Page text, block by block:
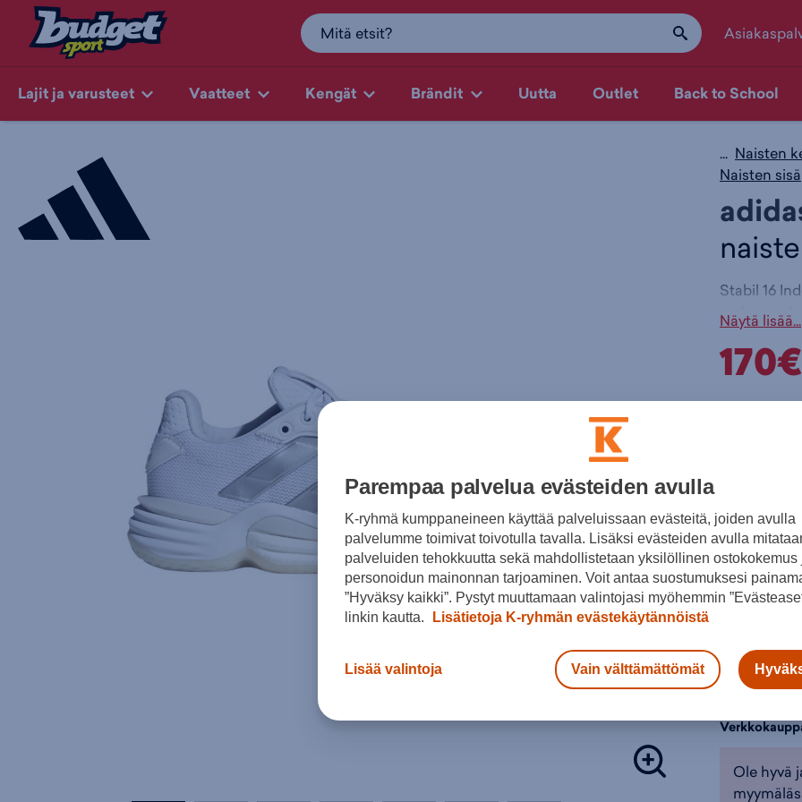
Lajit ja varusteet Vaatteet Kengät Brändit Uutta Outlet Back to School
... Naisten
Naisten
Stabil 16
pitävät
Näytä lisää...
170€
Värit:
Valitse
37 ⅓
Tarkista
Ole hyvä
Parempaa palvelua evästeiden avulla
K-ryhmä kumppaneineen käyttää palveluissaan evästeitä, joiden avulla
palvelumme toimivat toivotulla tavalla. Lisäksi evästeiden avulla
palveluiden tehokkuutta sekä mahdollistetaan yksilöllinen ostokokemus
personoidun mainonnan tarjoaminen. Voit antaa suostumuksesi
”Hyväksy kaikki”. Pystyt muuttamaan valintojasi myöhemmin
linkin kautta.
Lisätietoja K-ryhmän evästekäytännöistä
Lisää valintoja Vain välttämättömät